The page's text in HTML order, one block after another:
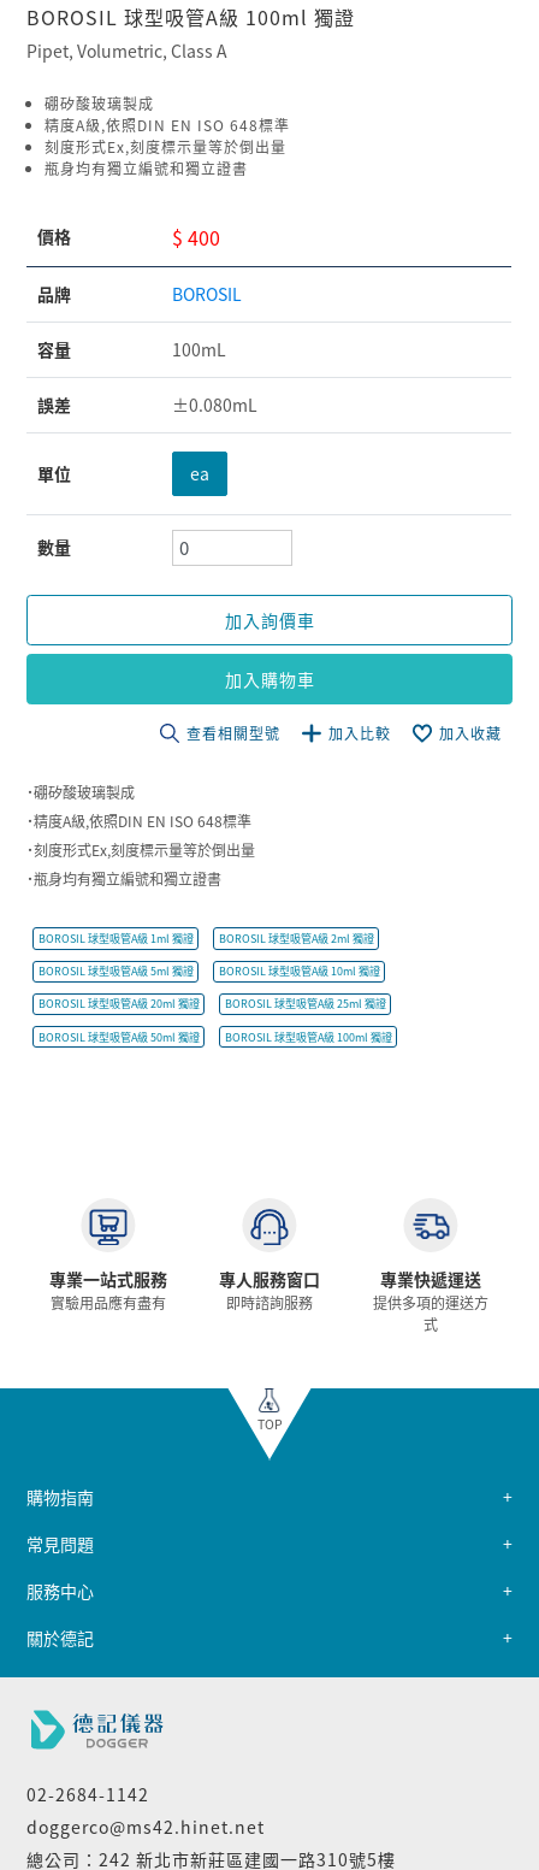
BOROSIL 球型吸管A級 100ml 獨證
Pipet, Volumetric, Class A
硼矽酸玻璃製成
精度A級,依照DIN EN ISO 648標準
刻度形式Ex,刻度標示量等於倒出量
瓶身均有獨立編號和獨立證書
價格 $ 400
品牌 BOROSIL
容量 100mL
誤差 ±0.080mL
單位 ea
數量
加入詢價車
加入購物車
查看相關型號 加入比較 加入收藏
˙硼矽酸玻璃製成
˙精度A級,依照DIN EN ISO 648標準
˙刻度形式Ex,刻度標示量等於倒出量
˙瓶身均有獨立編號和獨立證書
BOROSIL 球型吸管A級 1ml 獨證 BOROSIL 球型吸管A級 2ml 獨證
BOROSIL 球型吸管A級 5ml 獨證 BOROSIL 球型吸管A級 10ml 獨證
BOROSIL 球型吸管A級 20ml 獨證 BOROSIL 球型吸管A級 25ml 獨證
BOROSIL 球型吸管A級 50ml 獨證 BOROSIL 球型吸管A級 100ml 獨證
專業一站式服務
實驗用品應有盡有
專人服務窗口
即時諮詢服務
專業快遞運送
提供多項的運送方
式
TOP
02-2684-1142
doggerco@ms42.hinet.net
總公司：242 新北市新莊區建國一路310號5樓
購物指南
常見問題
服務中心
關於德記